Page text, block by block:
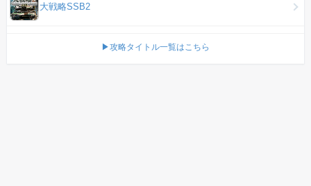
大戦略SSB2
▶攻略タイトル一覧はこちら